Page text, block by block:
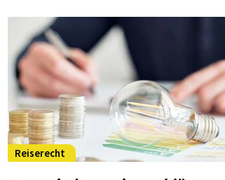
Reiserecht